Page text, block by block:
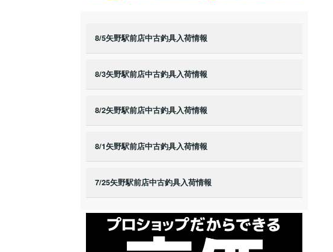
8/5矢野駅前店中古釣具入荷情報
8/3矢野駅前店中古釣具入荷情報
8/2矢野駅前店中古釣具入荷情報
8/1矢野駅前店中古釣具入荷情報
7/25矢野駅前店中古釣具入荷情報